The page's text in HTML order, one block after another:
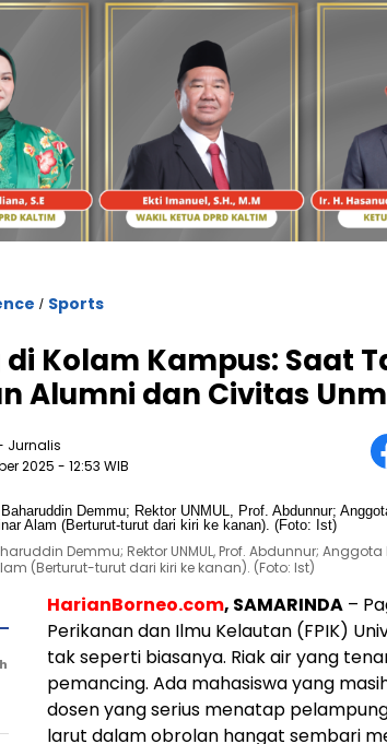
/ Sports
di Kolam Kampus: Saat
Alumni dan Civitas
Jurnalis
2025 - 12:53 WIB
Demmu; Rektor UNMUL, Prof. Abdunnur; Anggota
(Berturut-turut dari kiri ke kanan). (Foto: Ist)
HarianBorneo.com, SAMARINDA –
Perikanan dan Ilmu Kelautan (FPIK)
tak seperti biasanya. Riak air yang
pemancing. Ada mahasiswa yang
dosen yang serius menatap
larut dalam obrolan hangat sembari